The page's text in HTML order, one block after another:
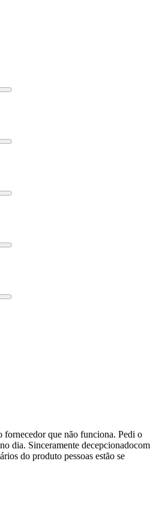
fornecedor que não funciona. Pedi o
dia. Sinceramente decepcionadocom
do produto pessoas estão se